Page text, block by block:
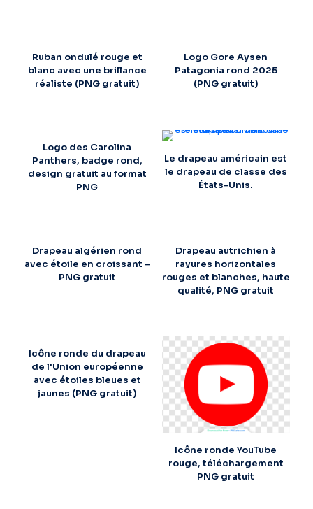
Ruban ondulé rouge et
blanc avec une brillance
réaliste (PNG gratuit)
Logo Gore Aysen
Patagonia rond 2025
(PNG gratuit)
Logo des Carolina
Panthers, badge rond,
design gratuit au format
PNG
Le drapeau américain est
le drapeau de classe des
États-Unis.
Drapeau algérien rond
avec étoile en croissant –
PNG gratuit
Drapeau autrichien à
rayures horizontales
rouges et blanches, haute
qualité, PNG gratuit
Icône ronde du drapeau
de l'Union européenne
avec étoiles bleues et
jaunes (PNG gratuit)
Icône ronde YouTube
rouge, téléchargement
PNG gratuit